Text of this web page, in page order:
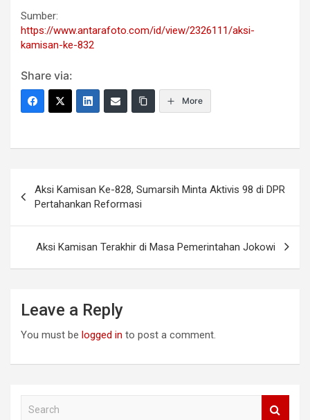
Sumber:
https://www.antarafoto.com/id/view/2326111/aksi-
kamisan-ke-832
Share via:
More
navigation
Aksi Kamisan Ke-828, Sumarsih Minta Aktivis 98 di DPR
Pertahankan Reformasi
Aksi Kamisan Terakhir di Masa Pemerintahan Jokowi
Leave a Reply
You must be logged in to post a comment.